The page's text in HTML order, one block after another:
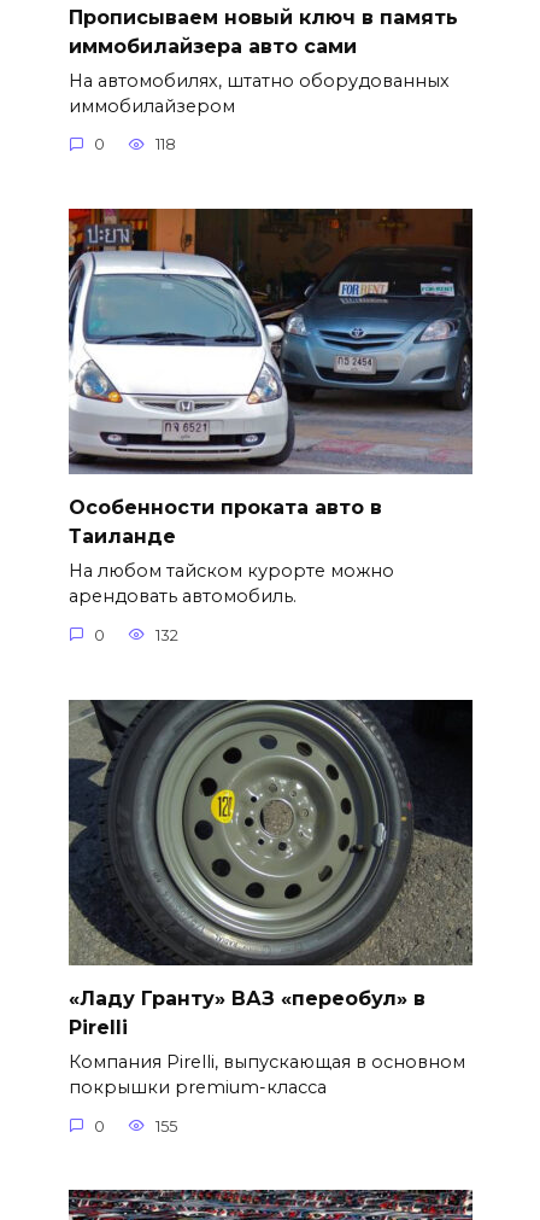
Прописываем новый ключ в память
иммобилайзера авто сами
На автомобилях, штатно оборудованных
иммобилайзером
0 118
Особенности проката авто в
Таиланде
На любом тайском курорте можно
арендовать автомобиль.
0 132
«Ладу Гранту» ВАЗ «переобул» в
Pirelli
Компания Pirelli, выпускающая в основном
покрышки premium-класса
0 155